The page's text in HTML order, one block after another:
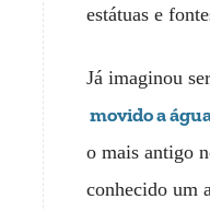
estátuas e
Já imaginou
movido a
o mais antigo
conhecido um